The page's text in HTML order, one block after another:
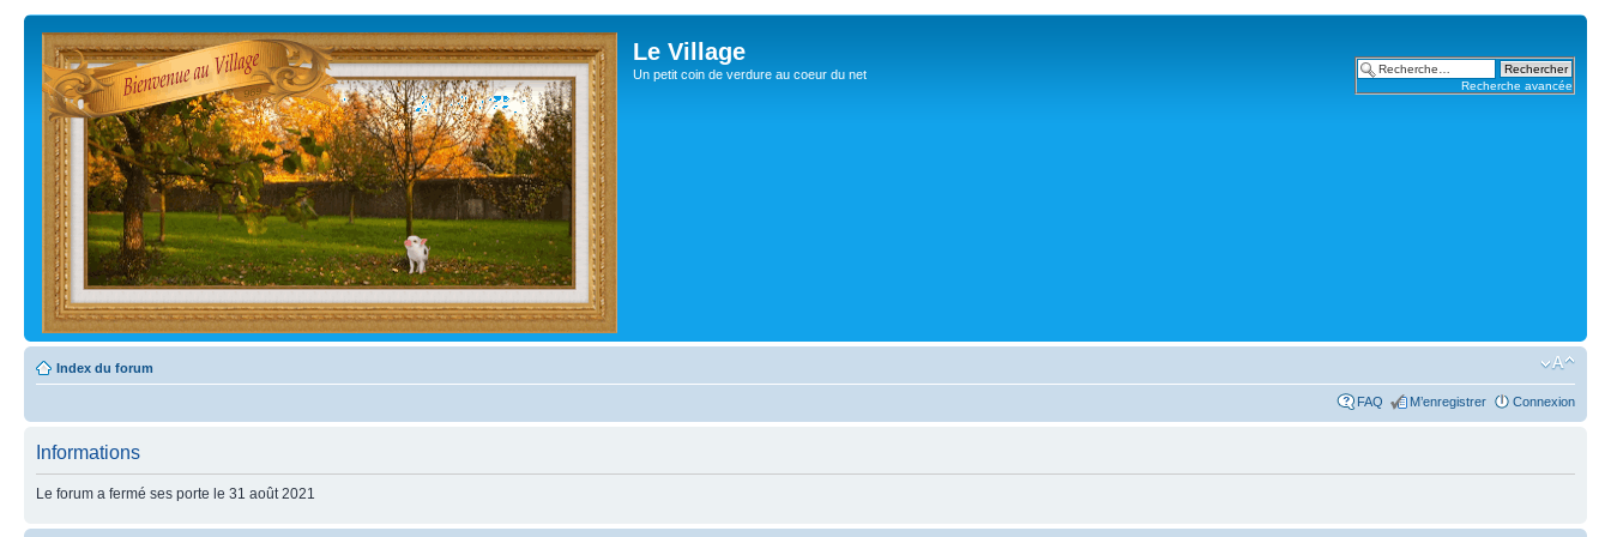
Le Village
Un petit coin de verdure au coeur du net
Recherche avancée
Index du forum
FAQ M’enregistrer Connexion
Informations
Le forum a fermé ses porte le 31 août 2021